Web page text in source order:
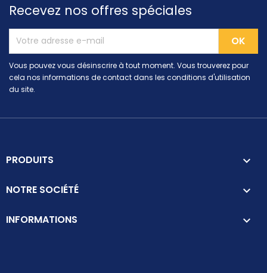
Recevez nos offres spéciales
Vous pouvez vous désinscrire à tout moment. Vous trouverez pour
cela nos informations de contact dans les conditions d'utilisation
du site.
PRODUITS 
NOTRE SOCIÉTÉ 
INFORMATIONS keyboard_arrow_down